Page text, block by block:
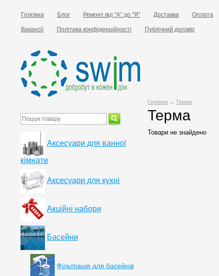
Головна Блог Ремонт від "А" до "Я" Доставка Оплата
Вакансії Політика конфіденційності Публічний договір
Головна → Терма
Терма
Товари не знайдено
Аксесуари для ванної
кімнати
Аксесуари для кухні
Акційні набори
Басейни
Фільтрація для басейнів